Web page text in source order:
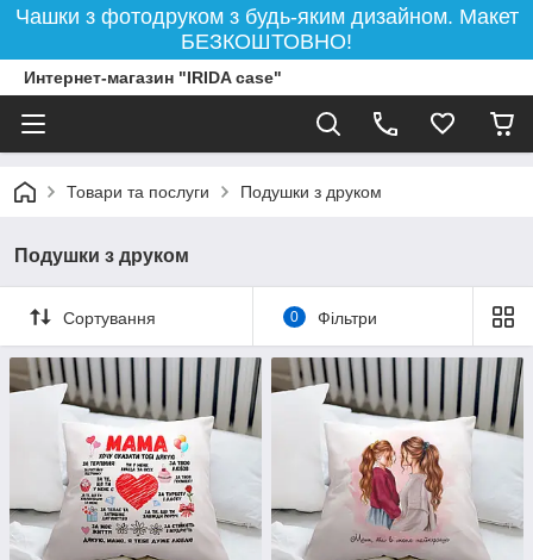
Чашки з фотодруком з будь-яким дизайном. Макет
БЕЗКОШТОВНО!
Интернет-магазин "IRIDA case"
Товари та послуги Подушки з друком
Подушки з друком
Сортування 0 Фільтри